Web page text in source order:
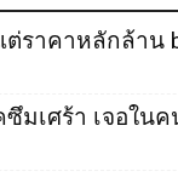
ราคาหลักล้าน
ซึมเศร้า เจอใน